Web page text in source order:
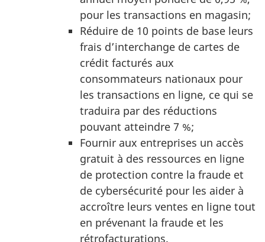
pour les transactions en magasin;
Réduire de 10 points de base leurs
frais d’interchange de cartes de
crédit facturés aux
consommateurs nationaux pour
les transactions en ligne, ce qui se
traduira par des réductions
pouvant atteindre 7 %;
Fournir aux entreprises un accès
gratuit à des ressources en ligne
de protection contre la fraude et
de cybersécurité pour les aider à
accroître leurs ventes en ligne tout
en prévenant la fraude et les
rétrofacturations.